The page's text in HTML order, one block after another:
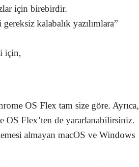
için birebirdir.
kalabalık yazılımlara”
için,
OS Flex tam size göre. Ayrıca,
OS Flex’ten de yararlanabilirsiniz.
almayan macOS ve Windows